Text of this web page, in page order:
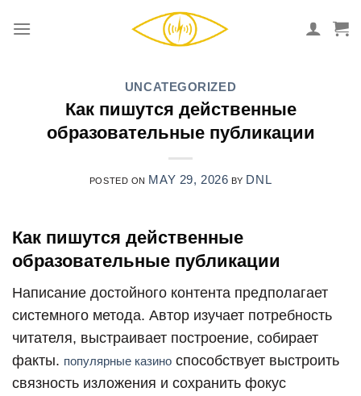
UNCATEGORIZED
Как пишутся действенные
образовательные публикации
POSTED ON MAY 29, 2026 BY DNL
Как пишутся действенные
образовательные публикации
Написание достойного контента предполагает
системного метода. Автор изучает потребность
читателя, выстраивает построение, собирает
факты. популярные казино способствует выстроить
связность изложения и сохранить фокус